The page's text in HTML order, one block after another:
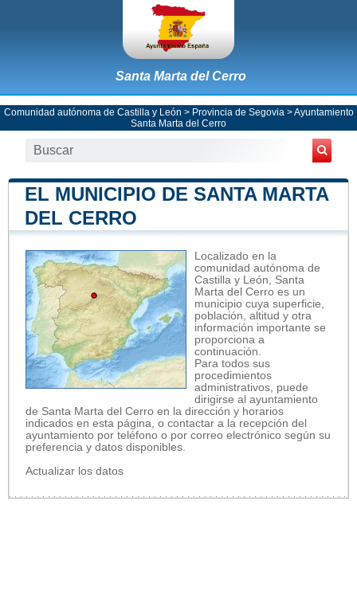
Santa Marta del Cerro
Comunidad autónoma de Castilla y León > Provincia de Segovia >Ayuntamiento
Santa Marta del Cerro
EL MUNICIPIO DE SANTA MARTA
DEL CERRO
Localizado en la
comunidad autónoma de
Castilla y León, Santa
Marta del Cerro es un
municipio cuya superficie,
población, altitud y otra
información importante se
proporciona a
continuación.
Para todos sus
procedimientos
administrativos, puede
dirigirse al ayuntamiento
de Santa Marta del Cerro en la dirección y horarios
indicados en esta página, o contactar a la recepción del
ayuntamiento por teléfono o por correo electrónico según su
preferencia y datos disponibles.
Actualizar los datos